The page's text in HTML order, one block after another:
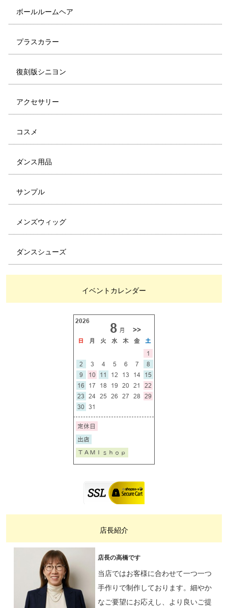
ボールルームヘア
プラスカラー
復刻版シニヨン
アクセサリー
コスメ
ダンス用品
サンプル
メンズウィッグ
ダンスシューズ
イベントカレンダー
店長紹介
店長の高橋です
当店ではお客様に合わせて一つ一つ
手作りで制作しております。細やか
なご要望にお応えし、より良いご提